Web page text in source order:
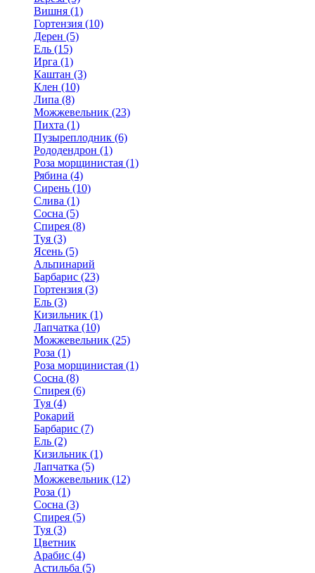
Вишня (1)
Гортензия (10)
Дерен (5)
Ель (15)
Ирга (1)
Каштан (3)
Клен (10)
Липа (8)
Можжевельник (23)
Пихта (1)
Пузыреплодник (6)
Рододендрон (1)
Роза морщинистая (1)
Рябина (4)
Сирень (10)
Слива (1)
Сосна (5)
Спирея (8)
Туя (3)
Ясень (5)
Альпинарий
Барбарис (23)
Гортензия (3)
Ель (3)
Кизильник (1)
Лапчатка (10)
Можжевельник (25)
Роза (1)
Роза морщинистая (1)
Сосна (8)
Спирея (6)
Туя (4)
Рокарий
Барбарис (7)
Ель (2)
Кизильник (1)
Лапчатка (5)
Можжевельник (12)
Роза (1)
Сосна (3)
Спирея (5)
Туя (3)
Цветник
Арабис (4)
Астильба (5)